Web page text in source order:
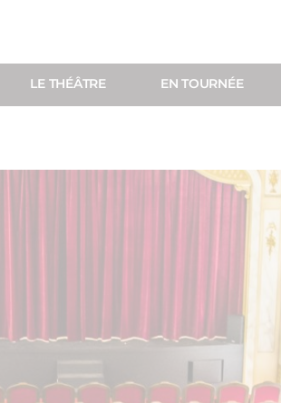
LE THÉÂTRE EN TOURNÉE